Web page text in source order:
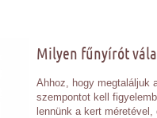
Milyen fűnyírót
Ahhoz, hogy megtaláljuk
szempontot kell
lennünk a kert